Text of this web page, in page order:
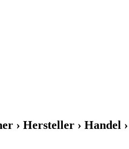
› Hersteller › Handel